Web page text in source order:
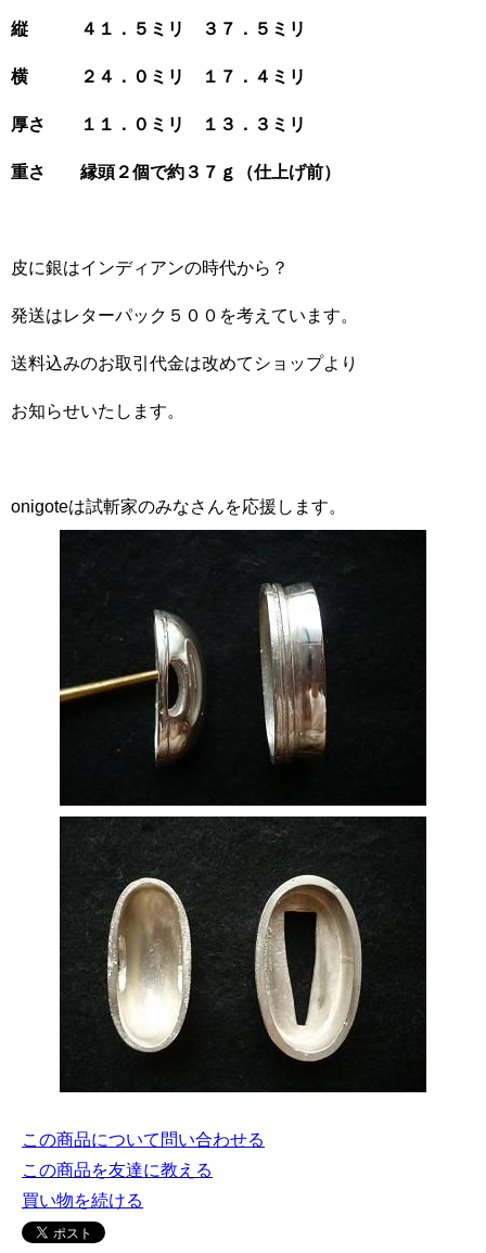
縦 ４１．５ミリ ３７．５ミリ
横 ２４．０ミリ １７．４ミリ
厚さ １１．０ミリ １３．３ミリ
重さ 縁頭２個で約３７ｇ（仕上げ前）
皮に銀はインディアンの時代から？
発送はレターパック５００を考えています。
送料込みのお取引代金は改めてショップより
お知らせいたします。
onigoteは試斬家のみなさんを応援します。
この商品について問い合わせる
この商品を友達に教える
買い物を続ける